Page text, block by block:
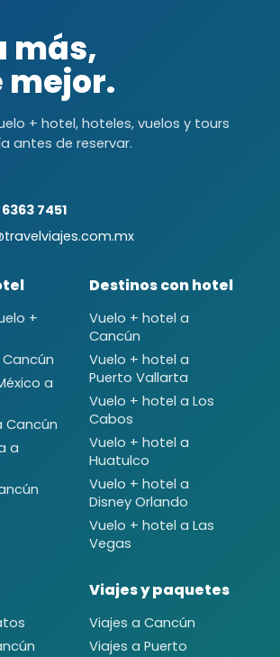
más,
mejor.
+ hotel, hoteles, vuelos y tours
antes de reservar.
7451
+
a
Cancún
a
Destinos con hotel
Vuelo + hotel a
Cancún
Vuelo + hotel a
Puerto Vallarta
Vuelo + hotel a Los
Cabos
Vuelo + hotel a
Huatulco
Vuelo + hotel a
Disney Orlando
Vuelo + hotel a Las
Vegas
Viajes y paquetes
Viajes a Cancún
Viajes a Puerto